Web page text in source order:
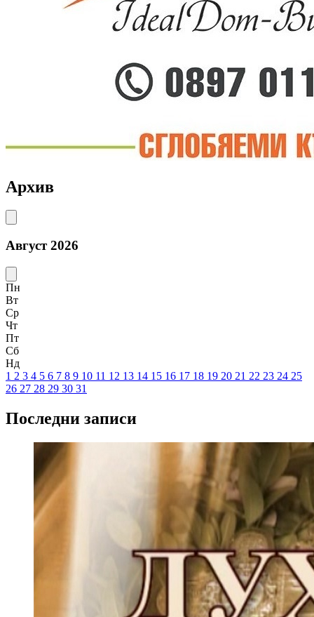
Архив
Август 2026
Пн
Вт
Ср
Чт
Пт
Сб
Нд
1 2 3 4 5 6 7 8 9 10 11 12 13 14 15 16 17 18 19 20 21 22 23 24 25
26 27 28 29 30 31
Последни записи